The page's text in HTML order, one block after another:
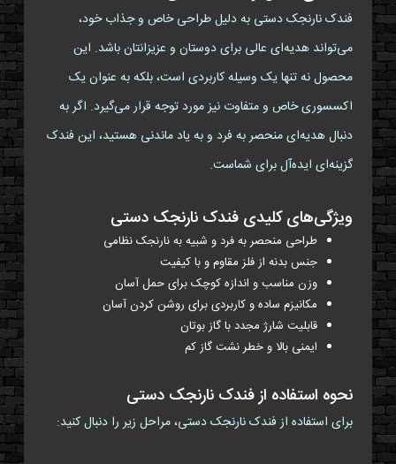
فندک نارنجک دستی به دلیل طراحی خاص و جذاب خود،
می‌تواند هدیه‌ای عالی برای دوستان و عزیزانتان باشد. این
محصول نه تنها یک وسیله کاربردی است، بلکه به عنوان یک
اکسسوری خاص و متفاوت نیز مورد توجه قرار می‌گیرد. اگر به
دنبال هدیه‌ای منحصر به فرد و به یاد ماندنی هستید، این فندک
گزینه‌ای ایده‌آل برای شماست.
ویژگی‌های کلیدی فندک نارنجک دستی
طراحی منحصر به فرد و شبیه به نارنجک نظامی
جنس بدنه از فلز مقاوم و با کیفیت
وزن مناسب و اندازه کوچک برای حمل آسان
مکانیزم ساده و کاربردی برای روشن کردن آسان
قابلیت شارژ مجدد با گاز بوتان
ایمنی بالا و خطر نشت گاز کم
نحوه استفاده از فندک نارنجک دستی
برای استفاده از فندک نارنجک دستی، مراحل زیر را دنبال کنید: